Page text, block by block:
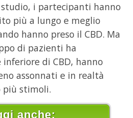
i partecipanti hanno
più a lungo e meglio
hanno preso il CBD. Ma
di pazienti ha
di CBD, hanno
assonnati e in realtà
più stimoli.
anche: